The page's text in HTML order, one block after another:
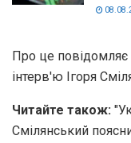
Про це
інтерв'ю Ігоря
Читайте також:
Смілянський